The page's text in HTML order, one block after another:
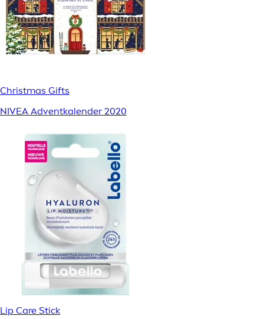
Christmas Gifts
NIVEA Adventkalender 2020
Lip Care Stick